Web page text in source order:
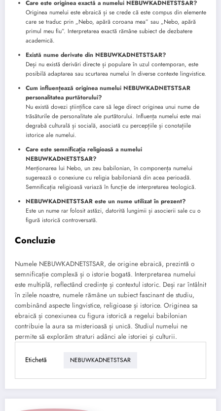
Care este originea exactă a numelui NEBUWKADNETSTSAR?
Originea numelui este ebraică și se crede că este compus din elemente
care se traduc prin „Nebo, apără coroana mea” sau „Nebo, apără
primul meu fiu”. Interpretarea exactă rămâne subiect de dezbatere
academică.
Există nume derivate din NEBUWKADNETSTSAR?
Deși nu există derivări directe și populare în uzul contemporan, este
posibilă adaptarea sau scurtarea numelui în diverse contexte lingvistice.
Cum influențează originea numelui NEBUWKADNETSTSAR
personalitatea purtătorului?
Nu există dovezi științifice care să lege direct originea unui nume de
trăsăturile de personalitate ale purtătorului. Influența numelui este mai
degrabă culturală și socială, asociată cu percepțiile și conotațiile
istorice ale numelui.
Care este semnificația religioasă a numelui
NEBUWKADNETSTSAR?
Menționarea lui Nebo, un zeu babilonian, în componența numelui
sugerează o conexiune cu religia babiloniană din acea perioadă.
Semnificația religioasă variază în funcție de interpretarea teologică.
NEBUWKADNETSTSAR este un nume utilizat în prezent?
Este un nume rar folosit astăzi, datorită lungimii și asocierii sale cu o
figură istorică controversată.
Concluzie
Numele NEBUWKADNETSTSAR, de origine ebraică, prezintă o
semnificație complexă și o istorie bogată. Interpretarea numelui
este multiplă, reflectând credințe și contextul istoric. Deși rar întâlnit
în zilele noastre, numele rămâne un subiect fascinant de studiu,
combinând aspecte lingvistice, religioase și istorice. Originea sa
ebraică și conexiunea cu figura istorică a regelui babilonian
contribuie la aura sa misterioasă și unică. Studiul numelui ne
permite să explorăm straturi adânci ale istoriei și culturii.
Etichetă NEBUWKADNETSTSAR